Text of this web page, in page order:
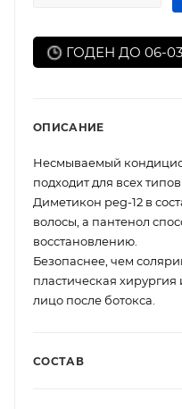
ГОДЕН ДО 06-
ОПИСАНИЕ
Несмываемый
подходит для всех
Диметикон peg-12 в
волосы, а пантенол
восстановлению.
Безопаснее, чем
пластическая
лицо после ботокса.
СОСТАВ